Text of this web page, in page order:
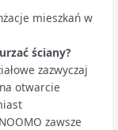
mieszkań w
ściany?
zazwyczaj
otwarcie
zawsze